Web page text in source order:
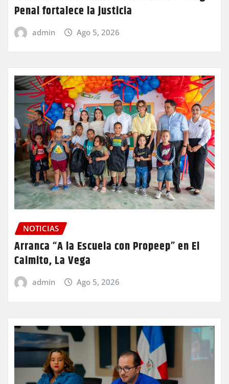
Penal fortalece la justicia
admin Ago 5, 2026
NOTICIAS
Arranca “A la Escuela con Propeep” en El
Caimito, La Vega
admin Ago 5, 2026